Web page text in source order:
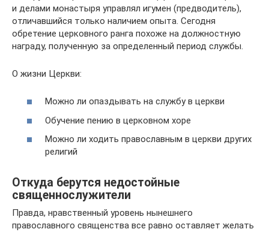
и делами монастыря управлял игумен (предводитель),
отличавшийся только наличием опыта. Сегодня
обретение церковного ранга похоже на должностную
награду, полученную за определенный период службы.
О жизни Церкви:
Можно ли опаздывать на службу в церкви
Обучение пению в церковном хоре
Можно ли ходить православным в церкви других
религий
Откуда берутся недостойные
священнослужители
Правда, нравственный уровень нынешнего
православного священства все равно оставляет желать